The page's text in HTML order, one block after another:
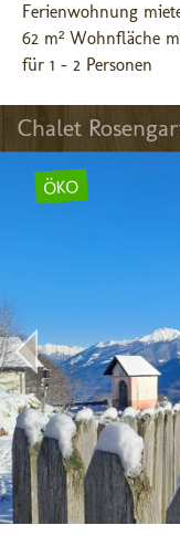
Ferienwohnung
62 m² Wohnfläche
für 1 - 2 Personen
Chalet
ÖKO